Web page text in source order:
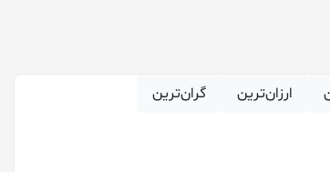
ارزان‌ترین گران‌ترین